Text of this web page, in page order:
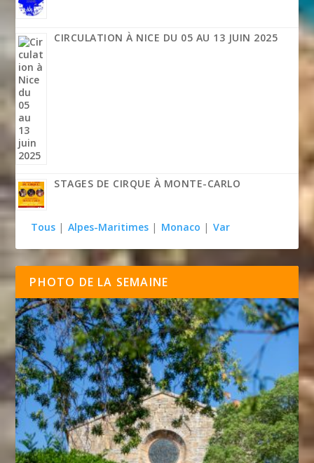
CIRCULATION À NICE DU 05 AU 13 JUIN 2025
STAGES DE CIRQUE À MONTE-CARLO
Tous | Alpes-Maritimes | Monaco | Var
PHOTO DE LA SEMAINE